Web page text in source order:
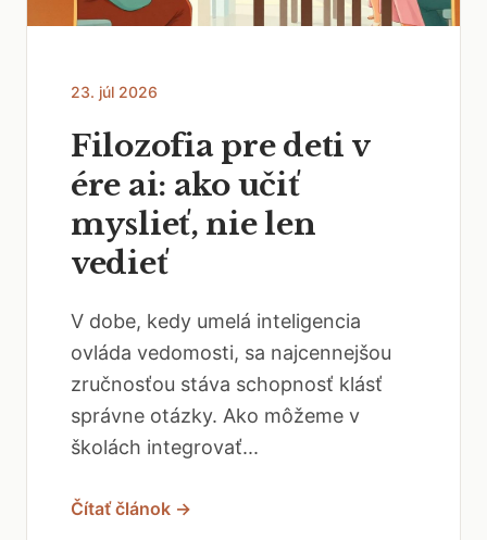
23. júl 2026
Filozofia pre deti v
ére ai: ako učiť
myslieť, nie len
vedieť
V dobe, kedy umelá inteligencia
ovláda vedomosti, sa najcennejšou
zručnosťou stáva schopnosť klásť
správne otázky. Ako môžeme v
školách integrovať...
Čítať článok →